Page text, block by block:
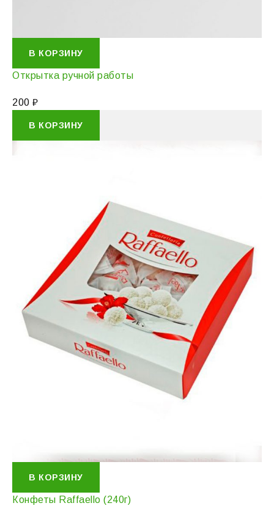
В КОРЗИНУ
Открытка ручной работы
200 ₽
В КОРЗИНУ
В КОРЗИНУ
Конфеты Raffaello (240г)